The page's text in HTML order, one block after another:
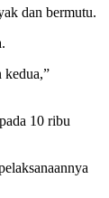
dan bermutu.
kedua,”
10 ribu